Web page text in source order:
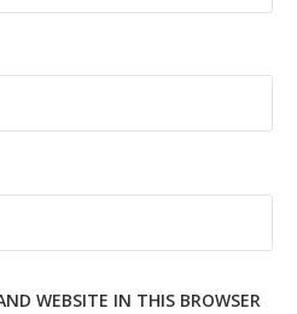
WEBSITE IN THIS BROWSER